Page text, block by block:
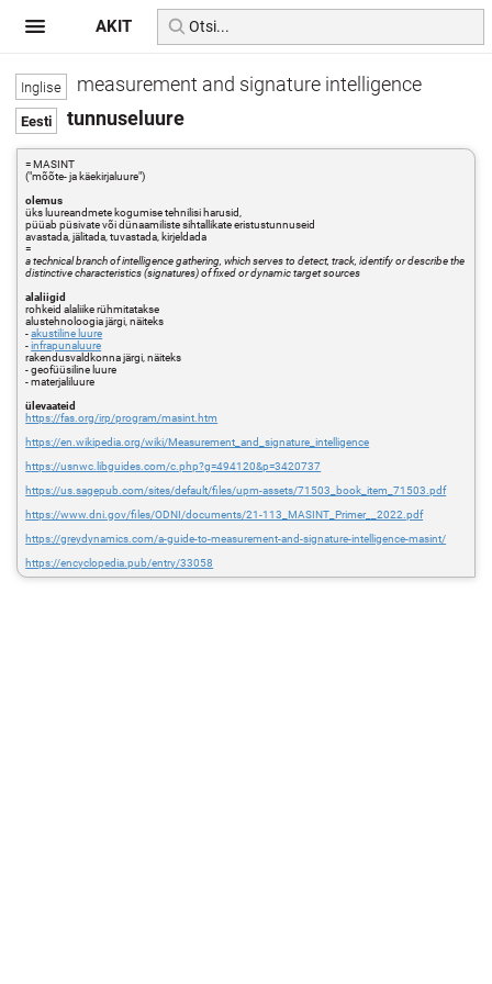
measurement and signature intelligence
tunnuseluure
= MASINT
("mõõte- ja käekirjaluure")
olemus
üks luureandmete kogumise tehnilisi harusid,
püüab püsivate või dünaamiliste sihtallikate eristustunnuseid
avastada, jälitada, tuvastada, kirjeldada
=
a technical branch of intelligence gathering, which serves to detect, track, identify or describe the
distinctive characteristics (signatures) of fixed or dynamic target sources
alaliigid
rohkeid alaliike rühmitatakse
alustehnoloogia järgi, näiteks
-akustiline luure
-infrapunaluure
rakendusvaldkonna järgi, näiteks
- geofüüsiline luure
- materjaliluure
ülevaateid
https://fas.org/irp/program/masint.htm
https://en.wikipedia.org/wiki/Measurement_and_signature_intelligence
https://usnwc.libguides.com/c.php?g=494120&p=3420737
https://us.sagepub.com/sites/default/files/upm-assets/71503_book_item_71503.pdf
https://www.dni.gov/files/ODNI/documents/21-113_MASINT_Primer__2022.pdf
https://greydynamics.com/a-guide-to-measurement-and-signature-intelligence-masint/
https://encyclopedia.pub/entry/33058
AKIT